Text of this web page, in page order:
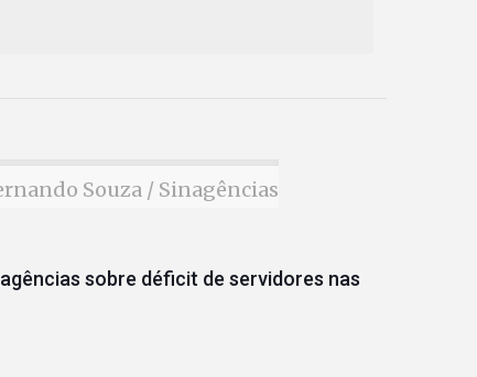
Souza / Sinagências
sobre déficit de servidores nas